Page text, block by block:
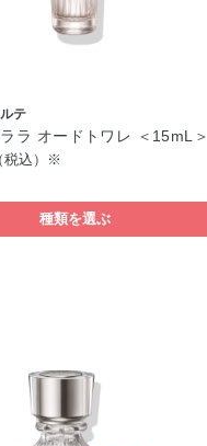
テ
ラ オードトワレ ＜15mL＞
税込）※
種類を選ぶ